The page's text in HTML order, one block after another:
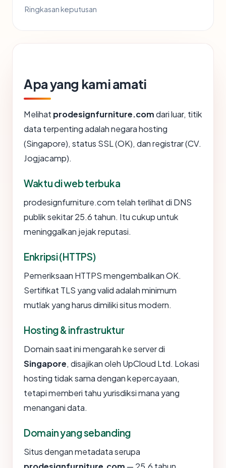
Ringkasan keputusan
Apa yang kami amati
Melihat prodesignfurniture.comdari luar, titik
data terpenting adalah negara hosting
(Singapore), status SSL (OK), dan registrar (CV.
Jogjacamp).
Waktu di web terbuka
prodesignfurniture.com telah terlihat di DNS
publik sekitar 25.6 tahun. Itu cukup untuk
meninggalkan jejak reputasi.
Enkripsi (HTTPS)
Pemeriksaan HTTPS mengembalikan OK.
Sertifikat TLS yang valid adalah minimum
mutlak yang harus dimiliki situs modern.
Hosting & infrastruktur
Domain saat ini mengarah ke server di
Singapore, disajikan oleh UpCloud Ltd. Lokasi
hosting tidak sama dengan kepercayaan,
tetapi memberi tahu yurisdiksi mana yang
menangani data.
Domain yang sebanding
Situs dengan metadata serupa